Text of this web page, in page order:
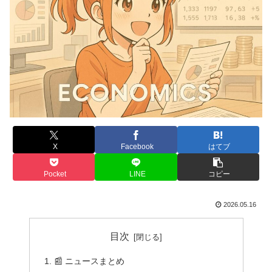
X Facebook はてブ
Pocket LINE コピー
2026.05.16
目次
📰 ニュースまとめ